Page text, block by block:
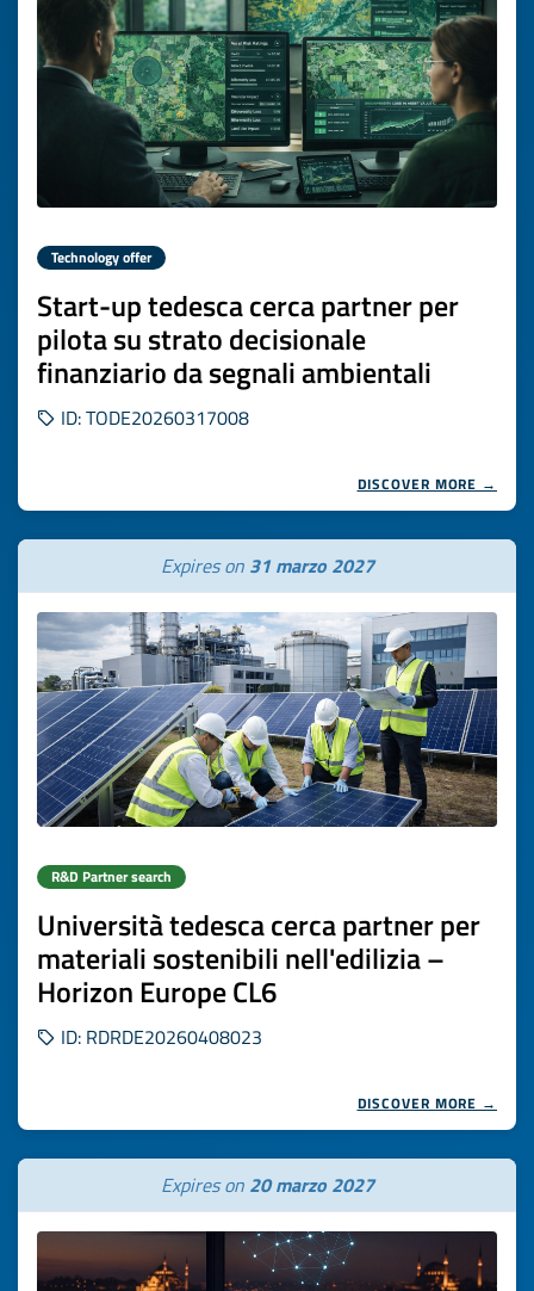
Technology offer
Start-up tedesca cerca partner per
pilota su strato decisionale
finanziario da segnali ambientali
ID: TODE20260317008
DISCOVER MORE →
Expires on 31 marzo 2027
R&D Partner search
Università tedesca cerca partner per
materiali sostenibili nell'edilizia –
Horizon Europe CL6
ID: RDRDE20260408023
DISCOVER MORE →
Expires on 20 marzo 2027